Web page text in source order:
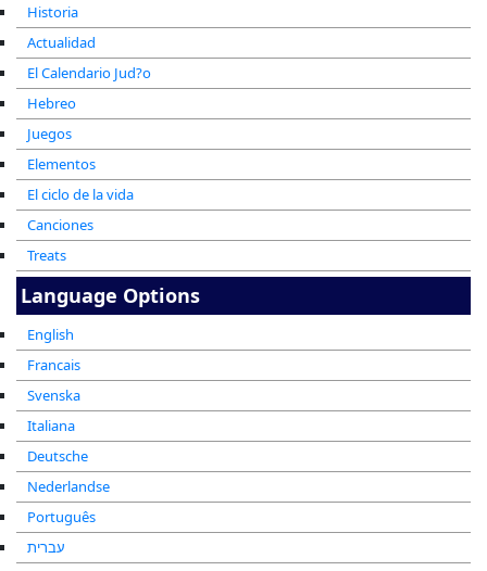
Historia
Actualidad
El Calendario Jud?o
Hebreo
Juegos
Elementos
El ciclo de la vida
Canciones
Treats
Language Options
English
Francais
Svenska
Italiana
Deutsche
Nederlandse
Português
עברית